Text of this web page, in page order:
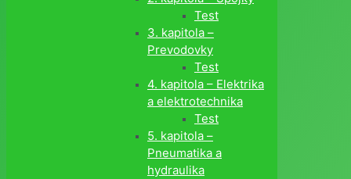
Test
3. kapitola –
Prevodovky
Test
4. kapitola – Elektrika
a elektrotechnika
Test
5. kapitola –
Pneumatika a
hydraulika